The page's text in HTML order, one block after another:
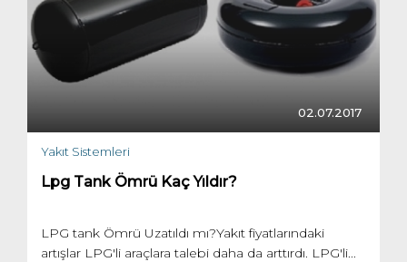
02.07.2017
Yakıt Sistemleri
Lpg Tank Ömrü Kaç Yıldır?
LPG tank Ömrü Uzatıldı mı?Yakıt fiyatlarındaki
artışlar LPG'li araçlara talebi daha da arttırdı. LPG'li...